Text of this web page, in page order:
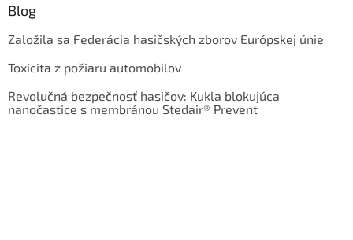
Blog
Založila sa Federácia hasičských zborov Európskej únie
Toxicita z požiaru automobilov
Revolučná bezpečnosť hasičov: Kukla blokujúca
nanočastice s membránou Stedair® Prevent